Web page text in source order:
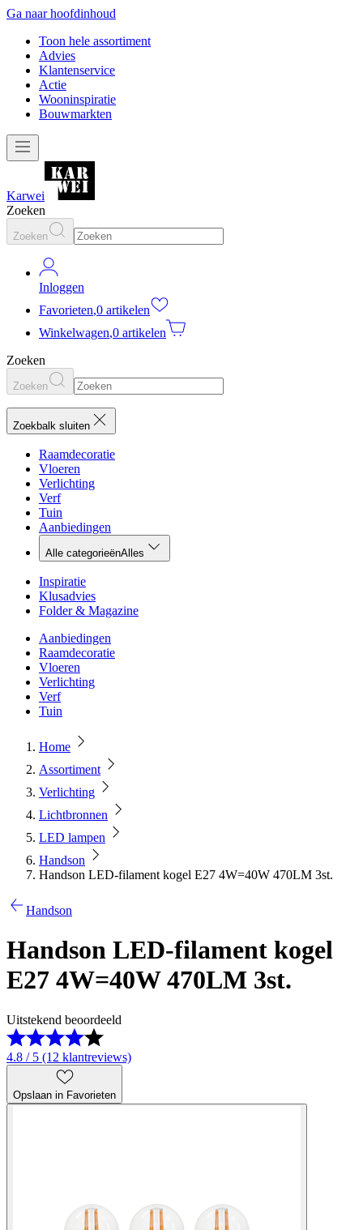
Ga naar hoofdinhoud
Toon hele assortiment
Advies
Klantenservice
Actie
Wooninspiratie
Bouwmarkten
Karwei
Zoeken
Zoeken
Inloggen
Favorieten,0 artikelen
Winkelwagen,0 artikelen
Zoeken
Zoeken
Zoekbalk sluiten
Raamdecoratie
Vloeren
Verlichting
Verf
Tuin
Aanbiedingen
Alle categorieënAlles
Inspiratie
Klusadvies
Folder & Magazine
Aanbiedingen
Raamdecoratie
Vloeren
Verlichting
Verf
Tuin
Home
Assortiment
Verlichting
Lichtbronnen
LED lampen
Handson
Handson LED-filament kogel E27 4W=40W 470LM 3st.
Handson
Handson LED-filament kogel
E27 4W=40W 470LM 3st.
Uitstekend beoordeeld
4.8 / 5 (12 klantreviews)
Opslaan in Favorieten